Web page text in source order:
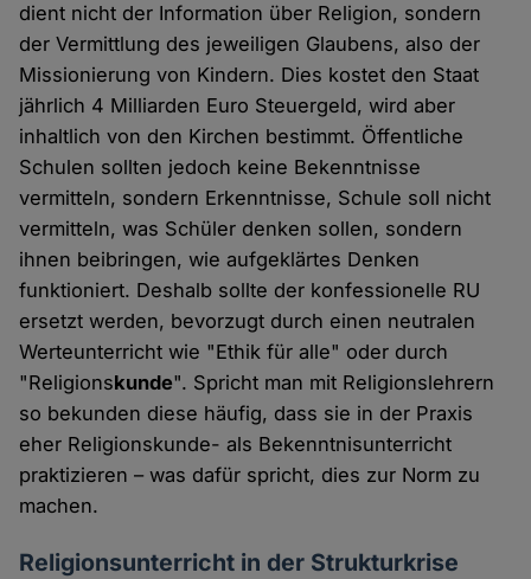
dient nicht der Information über Religion, sondern
der Vermittlung des jeweiligen Glaubens, also der
Missionierung von Kindern. Dies kostet den Staat
jährlich 4 Milliarden Euro Steuergeld, wird aber
inhaltlich von den Kirchen bestimmt. Öffentliche
Schulen sollten jedoch keine Bekenntnisse
vermitteln, sondern Erkenntnisse, Schule soll nicht
vermitteln, was Schüler denken sollen, sondern
ihnen beibringen, wie aufgeklärtes Denken
funktioniert. Deshalb sollte der konfessionelle RU
ersetzt werden, bevorzugt durch einen neutralen
Werteunterricht wie "Ethik für alle" oder durch
"Religionskunde". Spricht man mit Religionslehrern
so bekunden diese häufig, dass sie in der Praxis
eher Religionskunde- als Bekenntnisunterricht
praktizieren – was dafür spricht, dies zur Norm zu
machen.
Religionsunterricht in der Strukturkrise